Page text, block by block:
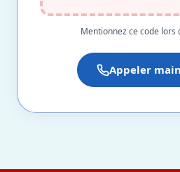
Mentionnez ce code lors
Appeler